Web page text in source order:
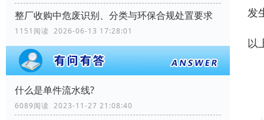
整厂收购中危废识别、分类与环保合规处置要求
1151阅读 2026-06-13 17:28:01
什么是单件流水线?
6089阅读 2023-11-27 21:08:40
发
以